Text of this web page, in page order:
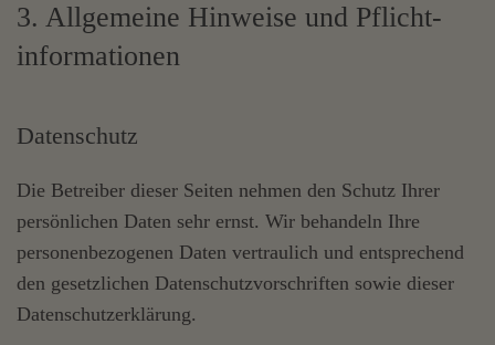
3. Allgemeine Hinweise und Pflicht­
informationen
Datenschutz
Die Betreiber dieser Seiten nehmen den Schutz Ihrer
persönlichen Daten sehr ernst. Wir behandeln Ihre
personenbezogenen Daten vertraulich und entsprechend
den gesetzlichen Datenschutzvorschriften sowie dieser
Datenschutzerklärung.